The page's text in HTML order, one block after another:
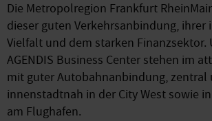
Die Metropolregion Frankfurt
dieser guten Verkehrsanbindung, ihrer
Vielfalt und dem starken Finanzsektor.
AGENDIS Business Center stehen im
mit guter Autobahnanbindung, zentral
innenstadtnah in der City West sowie
am Flughafen.